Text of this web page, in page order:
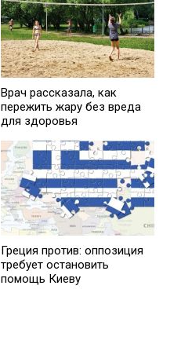
Врач рассказала, как
пережить жару без вреда
для здоровья
Греция против: оппозиция
требует остановить
помощь Киеву